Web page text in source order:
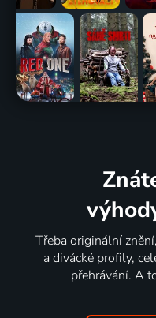
Třeba originální
a divácké profily,
přehrávání. A